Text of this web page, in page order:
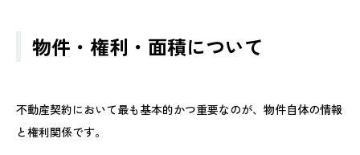
物件・権利・面積について
不動産契約において最も基本的かつ重要なのが、物件自体の情報
と権利関係です。